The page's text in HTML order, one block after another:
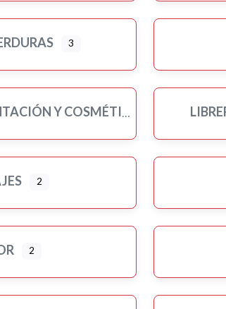
3
Y COSMÉTICA
2
2